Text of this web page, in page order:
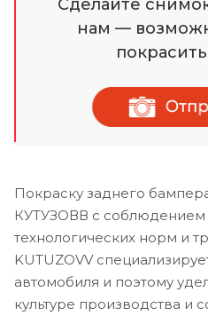
Сделайте
нам —
Покраску заднего
КУТУЗОВВ с соблюдением
технологических норм и
KUTUZOVV
автомобиля и поэтому
культуре производства и